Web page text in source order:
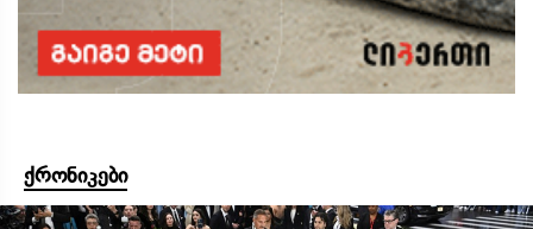
ქრონიკები